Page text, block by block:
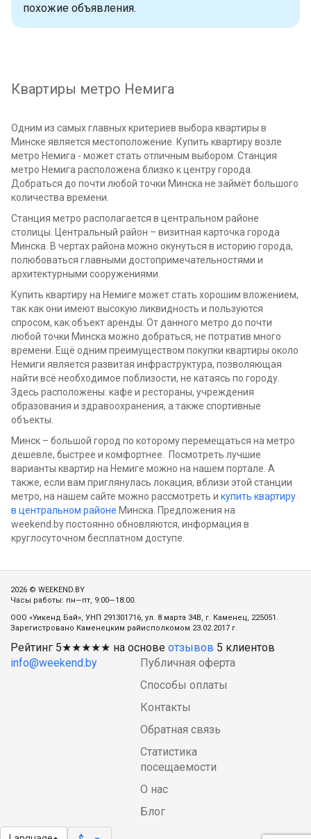
похожие объявления.
Квартиры метро Немига
Одним из самых главных критериев выбора квартиры в
Минске является местоположение. Купить квартиру возле
метро Немига - может стать отличным выбором. Станция
метро Немига расположена близко к центру города.
Добраться до почти любой точки Минска не займёт большого
количества времени.
Станция метро располагается в центральном районе
столицы. Центральный район – визитная карточка города
Минска. В чертах района можно окунуться в историю города,
полюбоваться главными достопримечательностями и
архитектурными сооружениями.
Купить квартиру на Немиге может стать хорошим вложением,
так как они имеют высокую ликвидность и пользуются
спросом, как объект аренды. От данного метро до почти
любой точки Минска можно добраться, не потратив много
времени. Ещё одним преимуществом покупки квартиры около
Немиги является развитая инфраструктура, позволяющая
найти всё необходимое поблизости, не катаясь по городу.
Здесь расположены: кафе и рестораны, учреждения
образования и здравоохранения, а также спортивные
объекты.
Минск – большой город по которому перемещаться на метро
дешевле, быстрее и комфортнее. Посмотреть лучшие
варианты квартир на Немиге можно на нашем портале. А
также, если вам приглянулась локация, вблизи этой станции
метро, на нашем сайте можно рассмотреть и купить квартиру
в центральном районе Минска. Предложения на
weekend.by постоянно обновляются, информация в
круглосуточном бесплатном доступе.
2026 © WEEKEND.BY
Часы работы: пн—пт, 9:00—18:00.
ООО «Уикенд Бай», УНП 291301716, ул. 8 марта 34В, г. Каменец, 225051.
Зарегистровано Каменецким райисполкомом 23.02.2017 г.
Рейтинг 5★★★★★ на основе отзывов 5 клиентов
info@weekend.by
Публичная оферта
Способы оплаты
Контакты
Обратная связь
Статистика
посещаемости
О нас
Блог